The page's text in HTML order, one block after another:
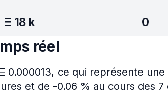
Ξ 18 k 0
réel
0.000013, ce qui représente une
et de -0.06 % au cours des 7